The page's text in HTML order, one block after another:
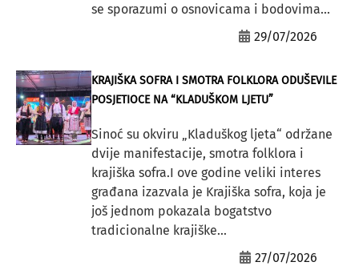
se sporazumi o osnovicama i bodovima...
29/07/2026
KRAJIŠKA SOFRA I SMOTRA FOLKLORA ODUŠEVILE
POSJETIOCE NA “KLADUŠKOM LJETU”
Sinoć su okviru „Kladuškog ljeta“ održane
dvije manifestacije, smotra folklora i
krajiška sofra.I ove godine veliki interes
građana izazvala je Krajiška sofra, koja je
još jednom pokazala bogatstvo
tradicionalne krajiške...
27/07/2026